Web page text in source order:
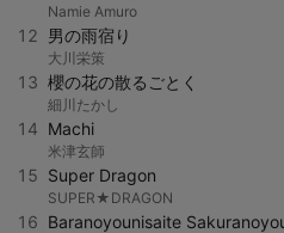
Namie Amuro
12 男の雨宿り
大川栄策
13 櫻の花の散るごとく
細川たかし
14 Machi
米津玄師
15 Super Dragon
SUPER★DRAGON
16 Baranoyounisaite